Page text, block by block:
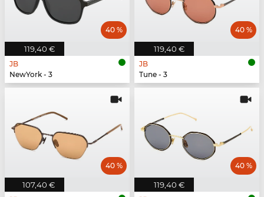
119,40 €
40 %
JB
NewYork - 3
119,40 €
40 %
JB
Tune - 3
107,40 €
40 %
119,40 €
40 %